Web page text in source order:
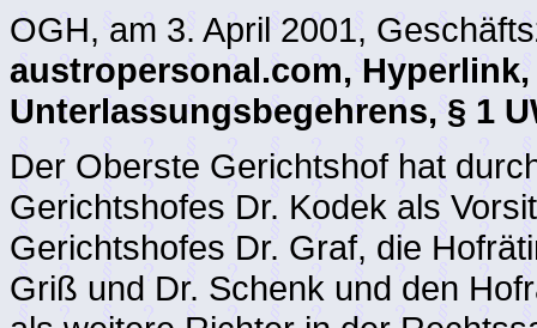
OGH, am 3. April 2001,
austropersonal.com,
Unterlassungsbegehrens, § 1
Der Oberste Gerichtshof hat
Gerichtshofes Dr. Kodek als
Gerichtshofes Dr. Graf, die
Griß und Dr. Schenk und den